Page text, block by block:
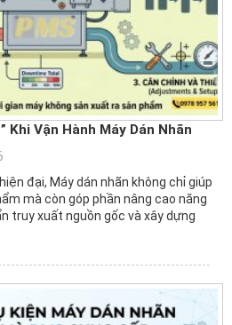
Khi Vận Hành Máy Dán Nhãn
đại, Máy dán nhãn không chỉ giúp
mà còn góp phần nâng cao năng
truy xuất nguồn gốc và xây dựng